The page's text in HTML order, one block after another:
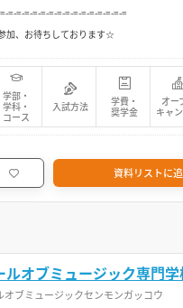
=-=-=-=-=-=-=-=-=-=-=-=-=-=-=
加、お待ちしております☆
学部・
学科・
コース
入試方法
学費・
奨学金
オー
キャ
資料リストに
ルオブミュージック専門
オブミュージックセンモンガッコウ